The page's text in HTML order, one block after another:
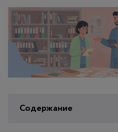
Содержание